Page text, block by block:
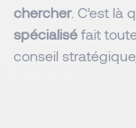
chercher. C’est là
spécialisé fait
conseil